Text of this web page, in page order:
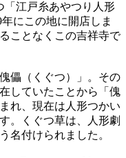
「江戸糸あやつり人形
にこの地に開店しま
ことなくこの吉祥寺で
儡（くぐつ）」。その
していたことから「傀
れ、現在は人形つかい
。くぐつ草は、人形劇
名付けられました。